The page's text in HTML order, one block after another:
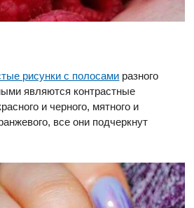
рисунки с полосами разного
являются контрастные
и черного, мятного и
все они подчеркнут